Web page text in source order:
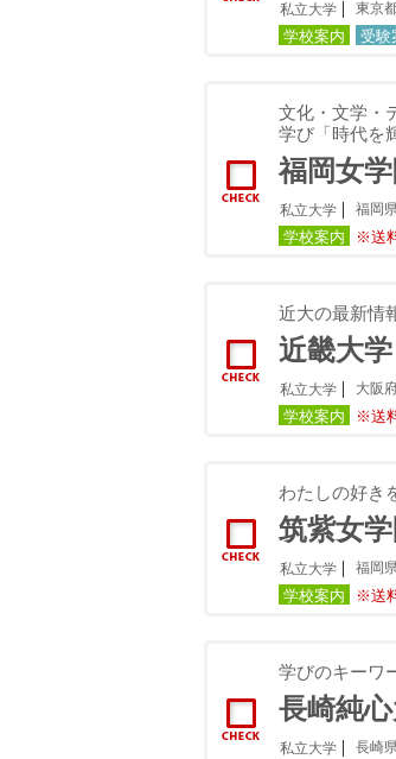
私立大学 東京
学校案内 受験
文化・文学・
学び「時代を
福岡女
私立大学 福岡
学校案内 ※送
近大の最新情
近畿大学
私立大学 大阪
学校案内 ※送
わたしの好き
筑紫女
私立大学 福岡
学校案内 ※送
学びのキーワ
長崎純
私立大学 長崎